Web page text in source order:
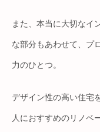
また、本当に大切なイ
な部分もあわせて、プ
力のひとつ。
デザイン性の高い住宅
人におすすめのリノベ